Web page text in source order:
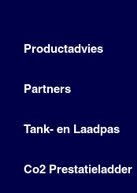
Productadvies
Partners
Tank- en Laadpas
Co2 Prestatieladder